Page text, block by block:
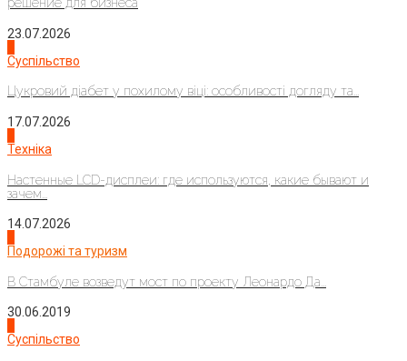
решение для бизнеса
23.07.2026
Суспільство
Цукровий діабет у похилому віці: особливості догляду та...
17.07.2026
Техніка
Настенные LCD-дисплеи: где используются, какие бывают и
зачем...
14.07.2026
Подорожі та туризм
В Стамбуле возведут мост по проекту Леонардо Да...
30.06.2019
Суспільство